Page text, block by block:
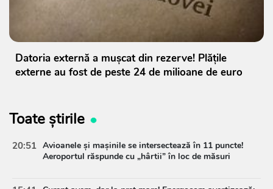
Datoria externă a mușcat din rezerve! Plățile
externe au fost de peste 24 de milioane de euro
Toate știrile
20:51 Avioanele și mașinile se intersectează în 11 puncte!
Aeroportul răspunde cu „hârtii” în loc de măsuri